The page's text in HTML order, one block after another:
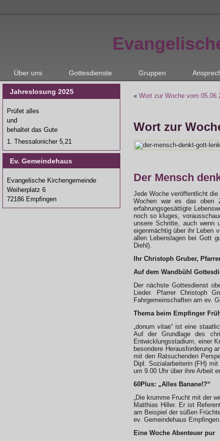
Über uns Gottesdienste Gruppen
Jahreslosung 2025
Prüfet alles
und
behaltet das Gute
1. Thessalonicher 5,21
Ev. Gemeindehaus
Evangelische Kirchengemeinde
Weiherplatz 6
72186 Empfingen
« Wort zur Woche vom
Wort zur
Der Mensch
Jede Woche veröffentlicht
Wochen war es das oben
erfahrungsgesättigte
noch so kluges,
unsere Schritte, auch wenn
eigenmächtig über ihr Leben
allen Lebenslagen bei Gott
Diehl).
Ihr Christoph Gruber,
Auf dem Wandbühl
Der nächste Gottesdienst
Lieder. Pfarrer Christoph
Fahrgemeinschaften am ev.
Thema beim Empfinger
„donum vitae“ ist eine
Auf der Grundlage des
Entwicklungsstadium, einer
besondere Herausforderung
mit den Ratsuchenden
Dipl. Sozialarbeiterin (FH)
um 9.00 Uhr über ihre Arbeit
60Plus: „Alles Banane!?“
„Die krumme Frucht mit der
Matthias Hiller. Er ist
am Beispiel der süßen
ev. Gemeindehaus
Eine Woche Abenteuer pur